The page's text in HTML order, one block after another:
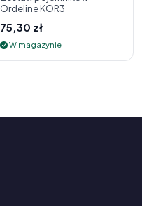
Ordeline KOR3
75,30 zł
W magazynie